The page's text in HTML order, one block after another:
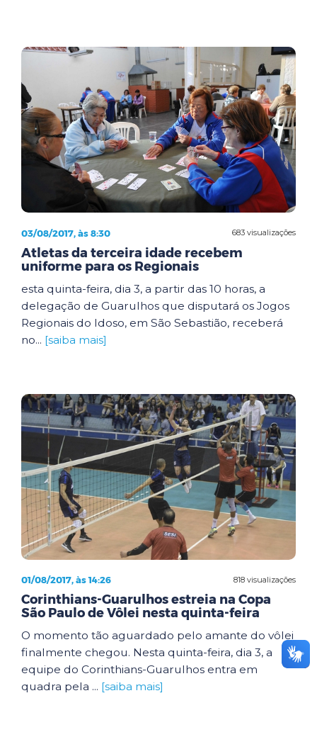
683 visualizações
03/08/2017, às 8:30
Atletas da terceira idade recebem
uniforme para os Regionais
esta quinta-feira, dia 3, a partir das 10 horas, a
delegação de Guarulhos que disputará os Jogos
Regionais do Idoso, em São Sebastião, receberá
no... [saiba mais]
818 visualizações
01/08/2017, às 14:26
Corinthians-Guarulhos estreia na Copa
São Paulo de Vôlei nesta quinta-feira
O momento tão aguardado pelo amante do vôlei
finalmente chegou. Nesta quinta-feira, dia 3, a
equipe do Corinthians-Guarulhos entra em
quadra pela ... [saiba mais]